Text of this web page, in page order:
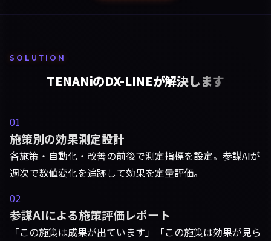
SOLUTION
TENANiのDX-LINEが解決します
01
施策別の効果測定設計
各施策・自動化・改善の前後で測定指標を設定。参謀AIが
週次で数値変化を追跡して効果を定量評価。
02
参謀AIによる施策評価レポート
「この施策は成果が出ています」「この施策は効果が見ら